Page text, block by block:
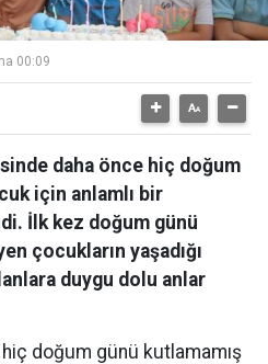
00:09
daha önce hiç doğum
için anlamlı bir
İlk kez doğum günü
çocukların yaşadığı
duygu dolu anlar
hiç doğum günü kutlamamış